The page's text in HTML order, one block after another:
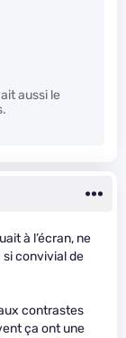
aussi le
à l’écran, ne
convivial de
contrastes
ça ont une